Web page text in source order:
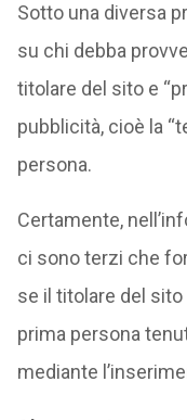
Sotto una diversa
su chi debba
titolare del sito e
pubblicità, cioè la
persona.
Certamente,
ci sono terzi che
se il titolare del
prima persona
mediante